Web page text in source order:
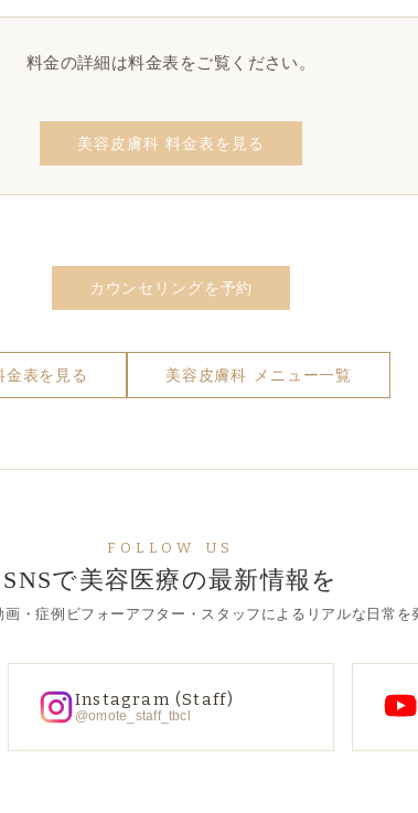
料金の詳細は料金表をご覧ください。
美容皮膚科 料金表を見る
カウンセリングを予約
金表を見る 美容皮膚科 メニュー一覧
FOLLOW US
SNSで美容医療の最新情報を
画・症例ビフォーアフター・スタッフによるリアルな日常を
Instagram (Staff)
@omote_staff_tbcl